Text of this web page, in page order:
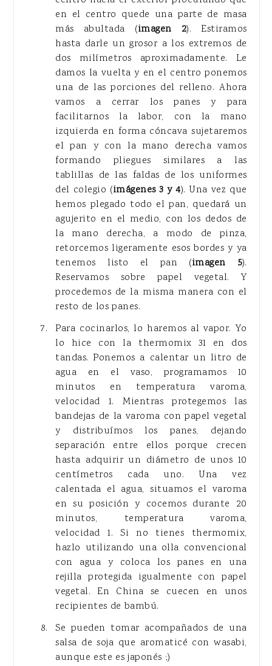
en el centro quede una parte de masa
más abultada (imagen 2). Estiramos
hasta darle un grosor a los extremos de
dos milímetros aproximadamente. Le
damos la vuelta y en el centro ponemos
una de las porciones del relleno. Ahora
vamos a cerrar los panes y para
facilitarnos la labor, con la mano
izquierda en forma cóncava sujetaremos
el pan y con la mano derecha vamos
formando pliegues similares a las
tablillas de las faldas de los uniformes
del colegio (imágenes 3 y 4). Una vez que
hemos plegado todo el pan, quedará un
agujerito en el medio, con los dedos de
la mano derecha, a modo de pinza,
retorcemos ligeramente esos bordes y ya
tenemos listo el pan (imagen 5).
Reservamos sobre papel vegetal. Y
procedemos de la misma manera con el
resto de los panes.
Para cocinarlos, lo haremos al vapor. Yo
lo hice con la thermomix 31 en dos
tandas. Ponemos a calentar un litro de
agua en el vaso, programamos 10
minutos en temperatura varoma,
velocidad 1. Mientras protegemos las
bandejas de la varoma con papel vegetal
y distribuímos los panes, dejando
separación entre ellos porque crecen
hasta adquirir un diámetro de unos 10
centímetros cada uno. Una vez
calentada el agua, situamos el varoma
en su posición y cocemos durante 20
minutos, temperatura varoma,
velocidad 1. Si no tienes thermomix,
hazlo utilizando una olla convencional
con agua y coloca los panes en una
rejilla protegida igualmente con papel
vegetal. En China se cuecen en unos
recipientes de bambú.
Se pueden tomar acompañados de una
salsa de soja que aromaticé con wasabi,
aunque este es japonés ;)